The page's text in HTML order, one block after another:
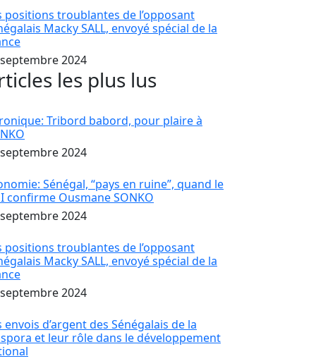
positions troublantes de l’opposant
Macky SALL, envoyé spécial de la
2024
les plus lus
Tribord babord, pour plaire à
2024
Sénégal, “pays en ruine”, quand le
confirme Ousmane SONKO
2024
positions troublantes de l’opposant
Macky SALL, envoyé spécial de la
2024
envois d’argent des Sénégalais de la
et leur rôle dans le développement